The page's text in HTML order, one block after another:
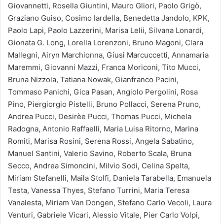
Giovannetti, Rosella Giuntini, Mauro Gliori, Paolo Grigò,
Graziano Guiso, Cosimo Iardella, Benedetta Jandolo, KPK,
Paolo Lapi, Paolo Lazzerini, Marisa Lelii, Silvana Lonardi,
Gionata G. Long, Lorella Lorenzoni, Bruno Magoni, Clara
Mallegni, Airyn Marchionna, Giusi Marcuccetti, Annamaria
Maremmi, Giovanni Mazzi, Franca Moriconi, Tito Mucci,
Bruna Nizzola, Tatiana Nowak, Gianfranco Pacini,
Tommaso Panichi, Gica Pasan, Angiolo Pergolini, Rosa
Pino, Piergiorgio Pistelli, Bruno Pollacci, Serena Pruno,
Andrea Pucci, Desirèe Pucci, Thomas Pucci, Michela
Radogna, Antonio Raffaelli, Maria Luisa Ritorno, Marina
Romiti, Marisa Rosini, Serena Rossi, Angela Sabatino,
Manuel Santini, Valerio Savino, Roberto Scala, Bruna
Secco, Andrea Simoncini, Milvio Sodi, Celina Spelta,
Miriam Stefanelli, Maila Stolfi, Daniela Tarabella, Emanuela
Testa, Vanessa Thyes, Stefano Turrini, Maria Teresa
Vanalesta, Miriam Van Dongen, Stefano Carlo Vecoli, Laura
Venturi, Gabriele Vicari, Alessio Vitale, Pier Carlo Volpi,